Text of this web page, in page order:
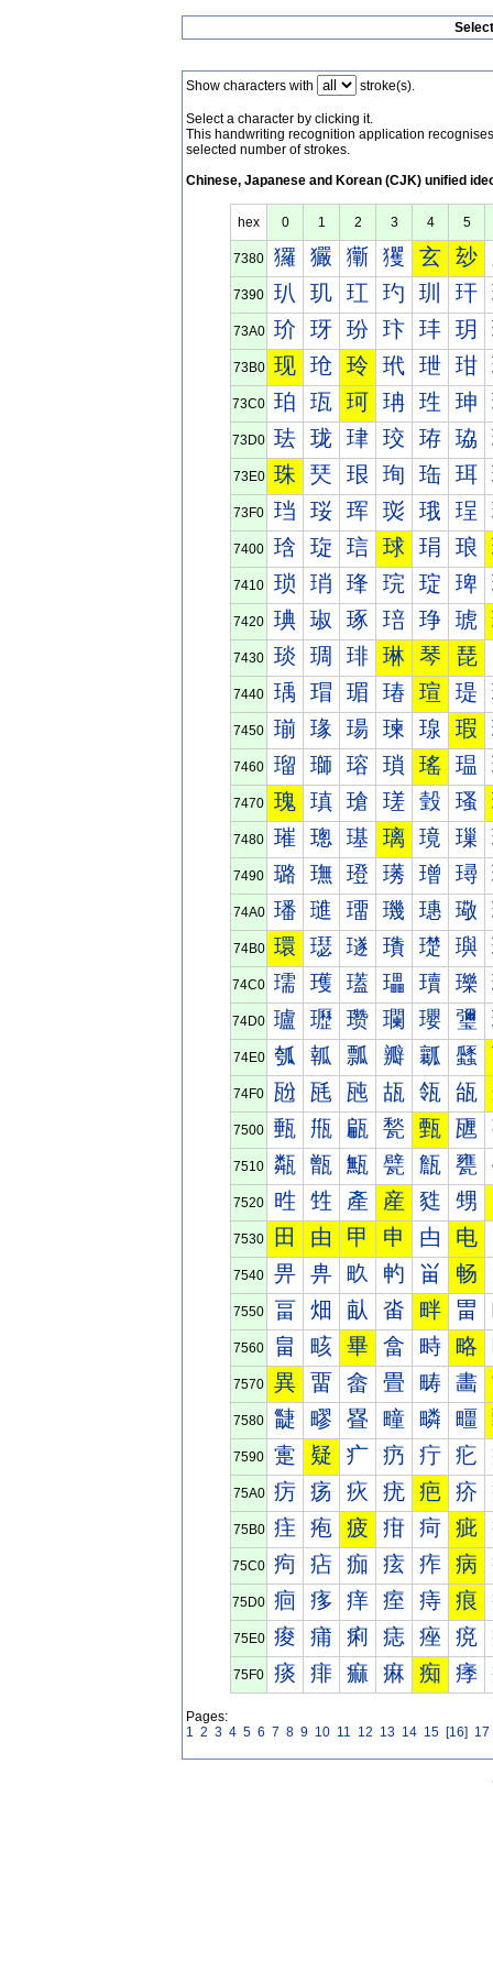
Show characters with stroke(s).
Select a character by clicking it.
This handwriting recognition application
selected number of strokes.
Chinese, Japanese and Korean (CJK) unified
hex 0 1 2 3 4 5
7380 玀 玁 玂 玃 玄 玅
7390 玐 玑 玒 玓 玔 玕
73A0 玠 玡 玢 玣 玤 玥
73B0 现 玱 玲 玳 玴 玵
73C0 珀 珁 珂 珃 珄 珅
73D0 珐 珑 珒 珓 珔 珕
73E0 珠 珡 珢 珣 珤 珥
73F0 珰 珱 珲 珳 珴 珵
7400 琀 琁 琂 球 琄 琅
7410 琐 琑 琒 琓 琔 琕
7420 琠 琡 琢 琣 琤 琥
7430 琰 琱 琲 琳 琴 琵
7440 瑀 瑁 瑂 瑃 瑄 瑅
7450 瑐 瑑 瑒 瑓 瑔 瑕
7460 瑠 瑡 瑢 瑣 瑤 瑥
7470 瑰 瑱 瑲 瑳 瑴 瑵
7480 璀 璁 璂 璃 璄 璅
7490 璐 璑 璒 璓 璔 璕
74A0 璠 璡 璢 璣 璤 璥
74B0 環 璱 璲 璳 璴 璵
74C0 瓀 瓁 瓂 瓃 瓄 瓅
74D0 瓐 瓑 瓒 瓓 瓔 瓕
74E0 瓠 瓡 瓢 瓣 瓤 瓥
74F0 瓰 瓱 瓲 瓳 瓴 瓵
7500 甀 甁 甂 甃 甄 甅
7510 甐 甑 甒 甓 甔 甕
7520 甠 甡 產 産 甤 甥
7530 田 由 甲 申 甴 电
7540 畀 畁 畂 畃 畄 畅
7550 畐 畑 畒 畓 畔 畕
7560 畠 畡 畢 畣 畤 略
7570 異 畱 畲 畳 畴 畵
7580 疀 疁 疂 疃 疄 疅
7590 疐 疑 疒 疓 疔 疕
75A0 疠 疡 疢 疣 疤 疥
75B0 疰 疱 疲 疳 疴 疵
75C0 痀 痁 痂 痃 痄 病
75D0 痐 痑 痒 痓 痔 痕
75E0 痠 痡 痢 痣 痤 痥
75F0 痰 痱 痲 痳 痴 痵
Pages:
1 2 3 4 5 6 7 8 9 10 11 12 13 14 15 [16] 17